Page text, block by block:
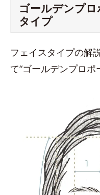
ゴールデンプ
タイプ
フェイスタイプの解
て“ゴールデンプロポ